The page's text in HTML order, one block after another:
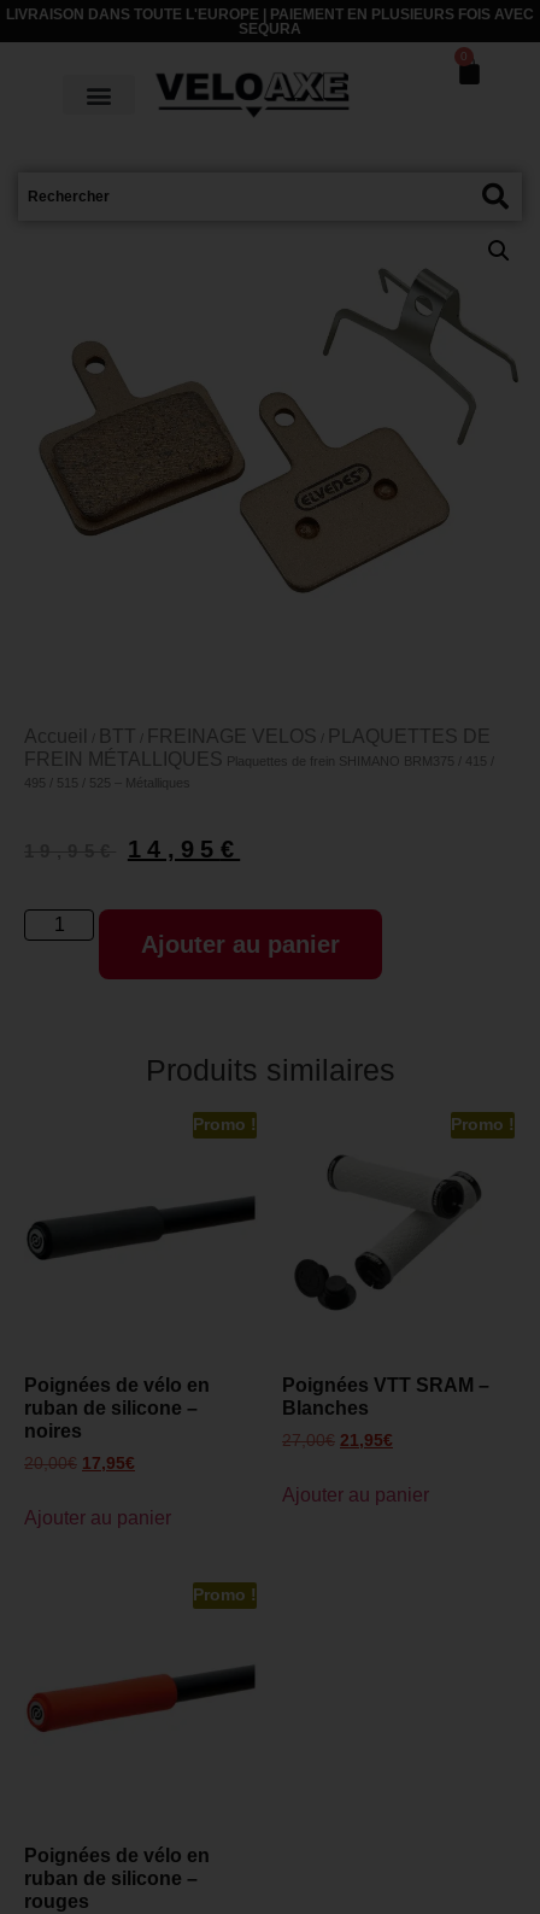
LIVRAISON DANS TOUTE L'EUROPE | PAIEMENT EN PLUSIEURS FOIS AVEC
SEQURA
0
Accueil BTT FREINAGE VELOS
PLAQUETTES DE
FREIN MÉTALLIQUES Plaquettes de frein SHIMANO BRM375 / 415 /
495 / 515 / 525 – Métalliques
14,95 €
Ajouter au panier
Produits similaires
Promo !
Poignées de vélo en
ruban de silicone –
noires
20,00€ 17,95€
Ajouter au panier
Promo !
Poignées VTT SRAM –
Blanches
27,00€ 21,95€
Ajouter au panier
Promo !
Poignées de vélo en
ruban de silicone –
rouges